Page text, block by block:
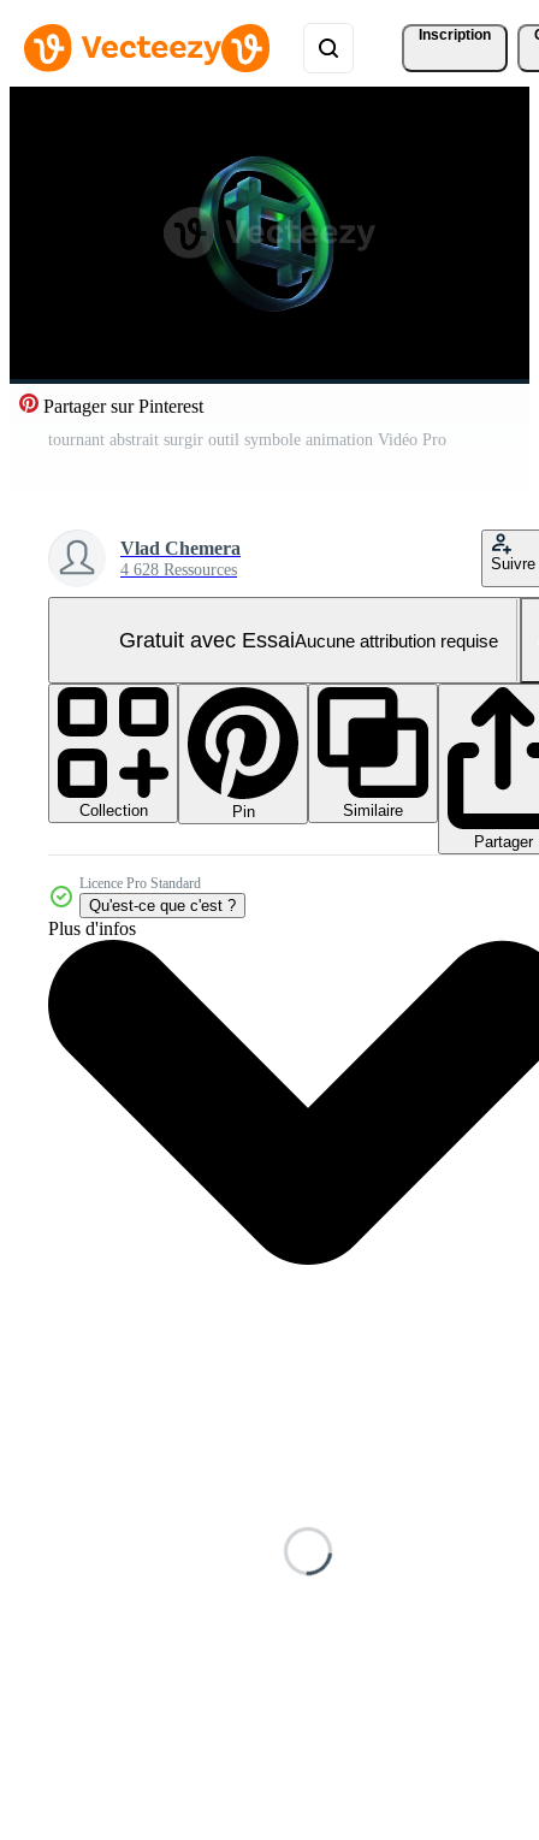
Inscription
Partager sur Pinterest
tournant abstrait surgir outil symbole animation Vidéo Pro
Vlad Chemera
4 628 Ressources Suivre
Gratuit avec EssaiAucune attribution requise
Collection Pin
Similaire
Partager
Licence Pro Standard
Qu'est-ce que c'est ?
Plus d'infos